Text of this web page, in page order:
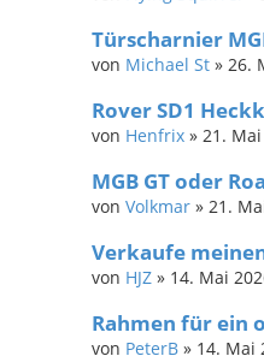
Türscharnier
von Michael St » 26.
Rover SD1
von Henfrix » 21.
MGB GT oder
von Volkmar » 21.
Verkaufe meinen
von HJZ » 14. Mai
Rahmen für ein
von PeterB » 14. Mai